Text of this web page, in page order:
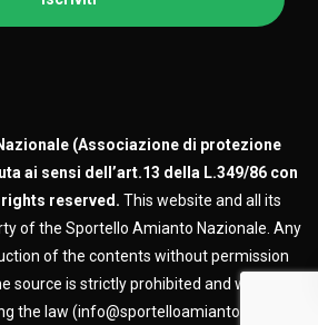
(Associazione di protezione
ai sensi dell’art.13 della L.349/86 con
reserved. This website and all its
of the Sportello Amianto Nazionale. Any
of the contents without permission
source is strictly prohibited and will be
the law (info@sportelloamianto.org)